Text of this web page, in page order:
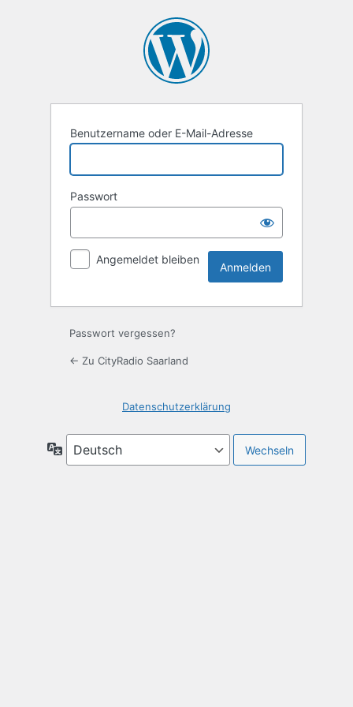
Benutzername oder E-Mail-Adresse
Passwort
Angemeldet bleiben
Passwort vergessen?
← Zu CityRadio Saarland
Datenschutzerklärung
Sprache